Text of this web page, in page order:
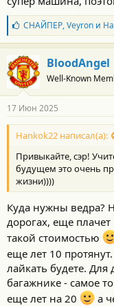
Б
л
а
г
о
д
а
н
о
с
и
:
СНАЙПЕР,Veyronи
BloodAngel
Well-Known
17 Июн 2025
Hankok22 написал(а):
Привыкайте, сэр!
будущем это очень
жизни))))
Куда нужны ведра?
дорогах, еще
такой стоимостью
еще лет 10
лайкать будете.
багажнике - самое
еще лет на 20
а